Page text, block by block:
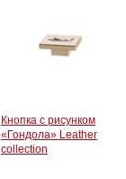
Кнопка с рисунком
«Гондола» Leather
collection